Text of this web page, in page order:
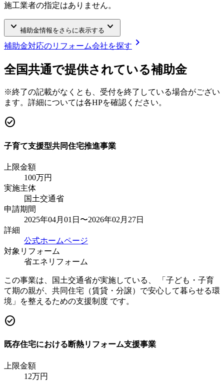
施工業者の指定はありません。
keyboard_arrow_down 補助金情報をさらに表示する keyboard_arrow_down
補助金対応のリフォーム会社を探す chevron_right
全国共通で提供されている補助金
※終了の記載がなくとも、受付を終了している場合がござい
ます。詳細については各HPを確認ください。
check_circle
子育て支援型共同住宅推進事業
上限金額
100万円
実施主体
国土交通省
申請期間
2025年04月01日〜2026年02月27日
詳細
公式ホームページ
対象リフォーム
省エネリフォーム
この事業は、国土交通省が実施している、 「子ども・子育
て期の親が、共同住宅（賃貸・分譲）で安心して暮らせる環
境」を整えるための支援制度 です。
check_circle
既存住宅における断熱リフォーム支援事業
上限金額
12万円